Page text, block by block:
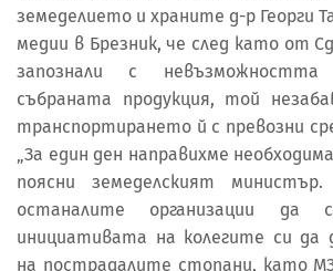
земеделието и храните д-р Георги
медии в Брезник, че след като от
запознали с
събраната продукция, той
транспортирането й с превозни
„За един ден направихме
поясни земеделският
останалите организации
инициативата на колегите си да
на пострадалите стопани, като